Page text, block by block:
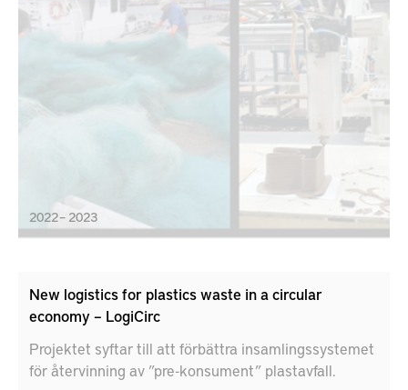
2022 – 2023
New logistics for plastics waste in a circular
economy – LogiCirc
Projektet syftar till att förbättra insamlingssystemet
för återvinning av ”pre-konsument” plastavfall.